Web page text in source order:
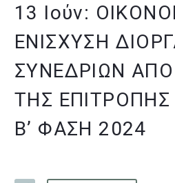
13 Ιούν:
ΕΝΊΣΧΥΣΗ
ΣΥΝΕΔΡΊΩΝ
ΤΗΣ
B’ ΦΆΣΗ 2024